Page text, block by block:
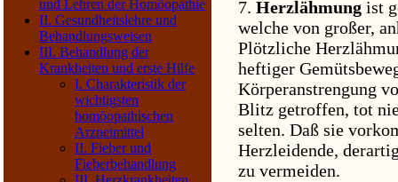
und Lehren der Homöopathie
II. Gesundheitslehre und
Behandlungsweisen
III. Behandlung der
Krankheiten und erste Hilfe
I. Charakteristik der
wichtigsten
homöopathischen
Arzneimittel
II. Fieber und
Fieberbehandlung
7. Herzlähmung ist
welche von großer,
Plötzliche
heftiger
Körperanstrengung
Blitz getroffen, tot
selten. Daß sie
Herzleidende,
zu vermeiden.